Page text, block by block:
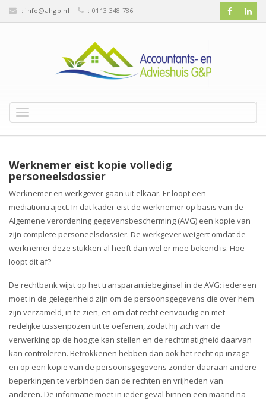
: info@ahgp.nl : 0113 348 786
o
g
a
v
i
g
a
Werknemer eist kopie volledig
personeelsdossier
Werknemer en werkgever gaan uit elkaar. Er loopt een
mediationtraject. In dat kader eist de werknemer op basis van de
Algemene verordening gegevensbescherming (AVG) een kopie van
zijn complete personeelsdossier. De werkgever weigert omdat de
werknemer deze stukken al heeft dan wel er mee bekend is. Hoe
loopt dit af?
De rechtbank wijst op het transparantiebeginsel in de AVG: iedereen
moet in de gelegenheid zijn om de persoonsgegevens die over hem
zijn verzameld, in te zien, en om dat recht eenvoudig en met
redelijke tussenpozen uit te oefenen, zodat hij zich van de
verwerking op de hoogte kan stellen en de rechtmatigheid daarvan
kan controleren. Betrokkenen hebben dan ook het recht op inzage
en op een kopie van de persoonsgegevens zonder daaraan andere
beperkingen te verbinden dan de rechten en vrijheden van
anderen. De informatie moet in ieder geval binnen een maand na